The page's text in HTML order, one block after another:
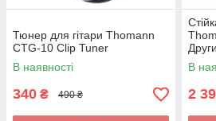
Тюнер для гітари Thomann
CTG-10 Clip Tuner
В наявності
340 ₴ 490 ₴
В
2